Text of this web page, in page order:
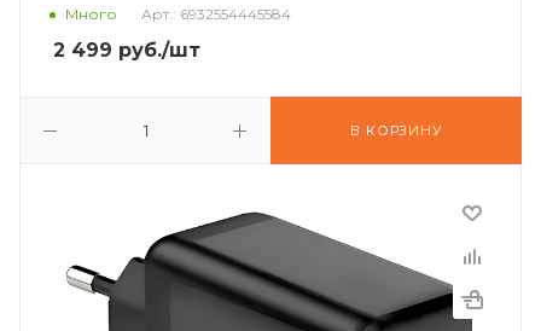
Много Арт.: 6932554445584
2 499 руб./шт
В КОРЗИНУ